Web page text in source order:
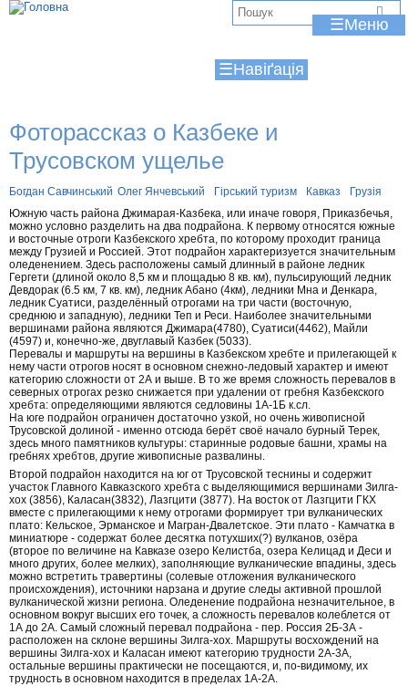
Jump to navigation
☰
☰
Фоторассказ о Казбеке и
Трусовском ущелье
Богдан Савчинський Олег Янчевський Гірський туризм Кавказ
Грузія
Южную часть района Джимарая-Казбека, или иначе говоря, Приказбечья,
можно условно разделить на два подрайона. К первому относятся южные
и восточные отроги Казбекского хребта, по которому проходит граница
между Грузией и Россией. Этот подрайон характеризуется значительным
оледенением. Здесь расположены самый длинный в районе ледник
Гергети (длиной около 8,5 км и площадью 8 кв. км), пульсирующий ледник
Девдорак (6.5 км, 7 кв. км), ледник Абано (4км), ледники Мна и Денкара,
ледник Суатиси, разделённый отрогами на три части (восточную,
среднюю и западную), ледники Теп и Реси. Наиболее значительными
вершинами района являются Джимара(4780), Суатиси(4462), Майли
(4597) и, конечно-же, двуглавый Казбек (5033).
Перевалы и маршруты на вершины в Казбекском хребте и прилегающей к
нему части отрогов носят в основном снежно-ледовый характер и имеют
категорию сложности от 2А и выше. В то же время сложность перевалов в
северных отрогах резко снижается при удалении от гребня Казбекского
хребта: определяющими являются седловины 1А-1Б к.сл.
На юге подрайон ограничен достаточно узкой, но очень живописной
Трусовской долиной - именно отсюда берёт своё начало бурный Терек,
здесь много памятников культуры: старинные родовые башни, храмы на
гребнях хребтов, другие живописные развалины.
Второй подрайон находится на юг от Трусовской теснины и содержит
участок Главного Кавказского хребта с выделяющимися вершинами Зилга-
хох (3856), Каласан(3832), Лазгцити (3877). На восток от Лазгцити ГКХ
вместе с прилегающими к нему отрогами формирует три вулканических
плато: Кельское, Эрманское и Магран-Двалетское. Эти плато - Камчатка в
миниатюре - содержат более десятка потухших(?) вулканов, озёра
(второе по величине на Кавказе озеро Келистба, озера Келицад и Деси и
много других, более мелких), заполняющие вулканические впадины, здесь
можно встретить травертины (солевые отложения вулканического
происхождения), источники нарзана и другие следы активной прошлой
вулканической жизни региона. Оледенение подрайона незначительное, в
основном вокруг высших его точек, а сложность перевалов колеблется от
1А до 2А. Самый сложный перевал подрайона - пер. Россия 2Б-3А -
расположен на склоне вершины Зилга-хох. Маршруты восхождений на
вершины Зилга-хох и Каласан имеют категорию трудности 2А-3А,
остальные вершины практически не посещаются, и, по-видимому, их
трудность в основном находится в пределах 1А-2А.